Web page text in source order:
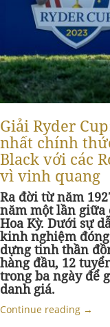
Giải Ryder
nhất chính
Black với các
vì vinh quang
Ra đời từ năm
năm một lần giữa
Hoa Kỳ. Dưới sự
kinh nghiệm
dựng tinh thần
hàng đầu, 12
trong ba ngày để
danh giá.
Continue reading →